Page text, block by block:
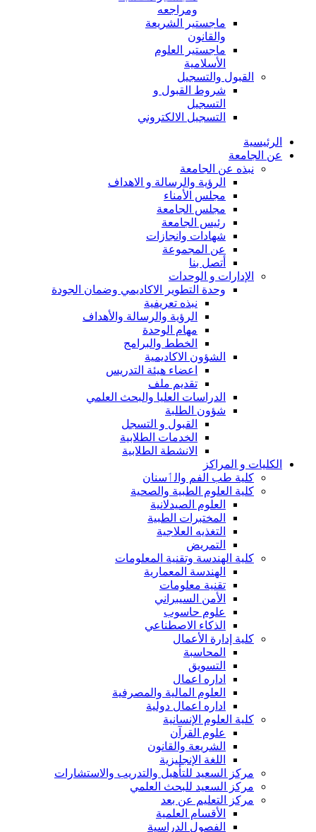
ومراجعه
ماجستير الشريعة
والقانون
ماجستير العلوم
الأسلامية
القبول والتسجيل
شروط القبول و
التسجيل
التسجيل الالكتروني
الرئيسية
عن الجامعة
نبذه عن الجامعة
الرؤية والرسالة و الاهداف
مجلس الأمناء
مجلس الجامعة
رئيس الجامعة
شهادات وانجازات
عن المجموعة
أتصل بنا
الإدارات و الوحدات
وحدة التطوير الاكاديمي وضمان الجودة
نبذه تعريفية
الرؤية والرسالة والأهداف
مهام الوحدة
الخطط والبرامج
الشؤون الاكاديمية
اعضاء هيئة التدريس
تقديم ملف
الدراسات العليا والبحث العلمي
شؤون الطلبة
القبول و التسجل
الخدمات الطلابية
الانشطة الطلابية
الكليات و المراكز
كلية طب الفم والٲسنان
كلية العلوم الطبية والصحية
العلوم الصيدلانية
المختبرات الطبية
التغذيه العلاجية
التمريض
كلية الهندسة وتقنية المعلومات
الهندسة المعمارية
تقنية معلومات
الأمن السيبراني
علوم حاسوب
الذكاء الاصطناعي
كلية إدارة الأعمال
المحاسبة
التسويق
اداره اعمال
العلوم المالية والمصرفية
اداره اعمال دولية
كلية العلوم الإنسانية
علوم القرآن
الشريعة والقانون
اللغة الإنجليزية
مركز السعيد للتأهيل والتدريب والاستشارات
مركز السعيد للبحث العلمي
مركز التعليم عن بعد
الأقسام العلمية
الفصول الدراسية